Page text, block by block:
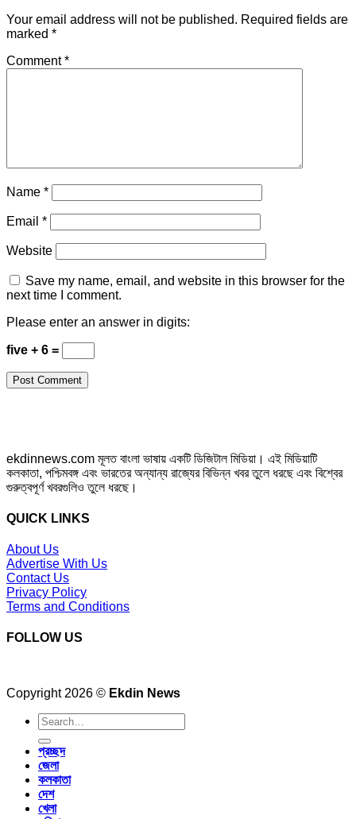
Your email address will not be published. Required fields are
marked *
Comment*
Name *
Email *
Website
Save my name, email, and website in this browser for the
next time I comment.
Please enter an answer in digits:
five + 6 =
ekdinnews.com মূলত বাংলা ভাষায় একটি ডিজিটাল মিডিয়া। এই মিডিয়াটি
কলকাতা, পশ্চিমবঙ্গ এবং ভারতের অন্যান্য রাজ্যের বিভিন্ন খবর তুলে ধরছে এবং বিশ্বের
গুরুত্বপূর্ণ খবরগুলিও তুলে ধরছে।
QUICK LINKS
About Us
Advertise With Us
Contact Us
Privacy Policy
Terms and Conditions
FOLLOW US
Copyright 2026 © Ekdin News
প্রচ্ছদ
জেলা
কলকাতা
দেশ
খেলা